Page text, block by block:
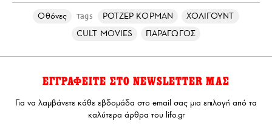
Οθόνες Tags ΡΟΤΖΕΡ ΚΟΡΜΑΝ
ΧΟΛΙΓΟΥΝΤ
CULT MOVIES
ΠΑΡΑΓΩΓΟΣ
ΕΓΓΡΑΦΕΙΤΕ ΣΤΟ NEWSLETTER ΜΑΣ
Για να λαμβάνετε κάθε εβδομάδα στο email σας μια επιλογή από τα
καλύτερα άρθρα του lifo.gr